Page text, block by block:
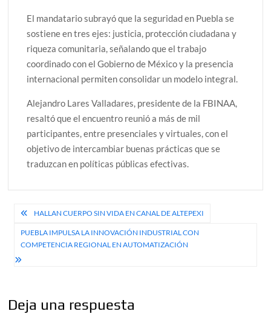
El mandatario subrayó que la seguridad en Puebla se
sostiene en tres ejes: justicia, protección ciudadana y
riqueza comunitaria, señalando que el trabajo
coordinado con el Gobierno de México y la presencia
internacional permiten consolidar un modelo integral.
Alejandro Lares Valladares, presidente de la FBINAA,
resaltó que el encuentro reunió a más de mil
participantes, entre presenciales y virtuales, con el
objetivo de intercambiar buenas prácticas que se
traduzcan en políticas públicas efectivas.
Navegación
de
entradas
HALLAN CUERPO SIN VIDA EN CANAL DE ALTEPEXI
PUEBLA IMPULSA LA INNOVACIÓN INDUSTRIAL CON
COMPETENCIA REGIONAL EN AUTOMATIZACIÓN
Deja una respuesta